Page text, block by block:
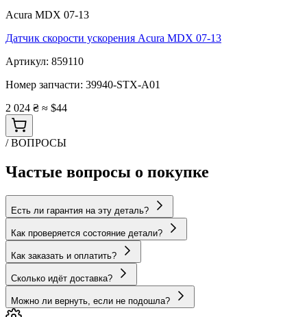
Acura MDX 07-13
Датчик скорости ускорения Acura MDX 07-13
Артикул: 859110
Номер запчасти: 39940-STX-A01
2 024 ₴ ≈ $44
/ ВОПРОСЫ
Частые вопросы о покупке
Есть ли гарантия на эту деталь?
Как проверяется состояние детали?
Как заказать и оплатить?
Сколько идёт доставка?
Можно ли вернуть, если не подошла?